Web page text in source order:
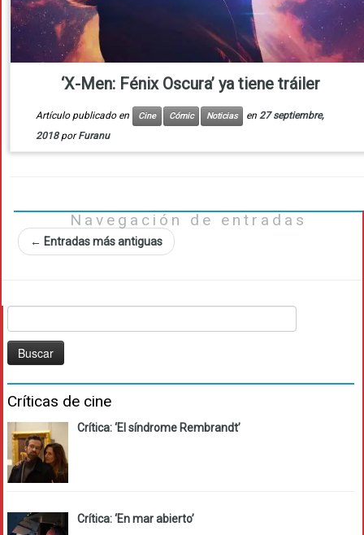
‘X-Men: Fénix Oscura’ ya tiene tráiler
Artículo publicado en Cine Cómic Noticias en 27 septiembre,
2018 porFuranu
Navegación de entradas
← Entradas más antiguas
Críticas de cine
Crítica: ‘El síndrome Rembrandt’
Crítica: ‘En mar abierto’